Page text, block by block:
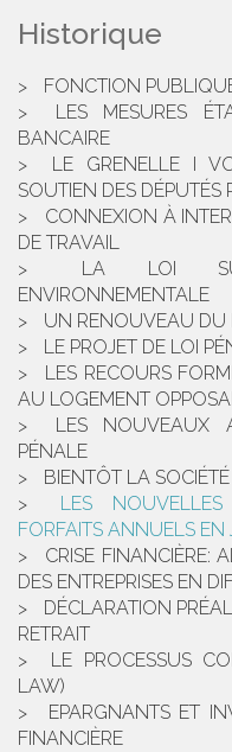
Historique
FONCTION
LES MESURES
BANCAIRE
LE GRENELLE I
SOUTIEN DES DÉPUTÉS
CONNEXION À
DE TRAVAIL
LA LOI
ENVIRONNEMENTALE
UN RENOUVEAU DU
LE PROJET DE LOI
LES RECOURS
AU LOGEMENT
LES NOUVEAUX
PÉNALE
BIENTÔT LA
LES
FORFAITS ANNUELS EN
CRISE FINANCIÈRE:
DES ENTREPRISES EN
DÉCLARATION
RETRAIT
LE PROCESSUS
LAW)
EPARGNANTS ET
FINANCIÈRE